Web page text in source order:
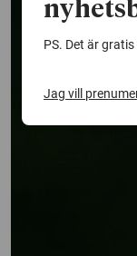
PS. Det är
Jag vill